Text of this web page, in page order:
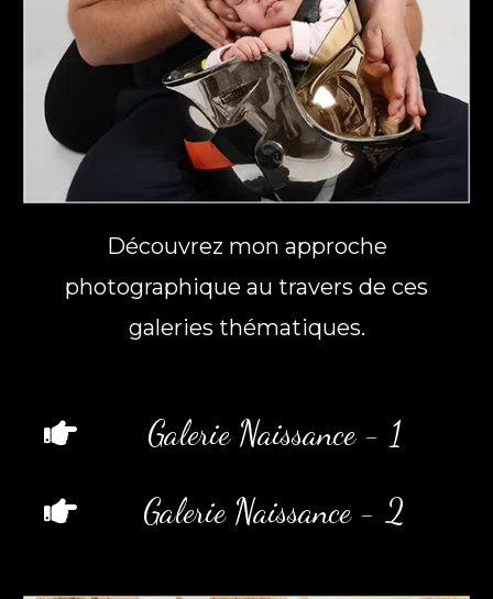
Découvrez mon approche
photographique au travers de ces
galeries thématiques.
Galerie Naissance - 1
Galerie Naissance - 2